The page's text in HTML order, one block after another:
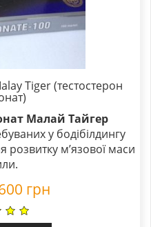
Tiger (тестостерон
Малай Тайгер
у бодібілдингу
розвитку м’язової маси
грн